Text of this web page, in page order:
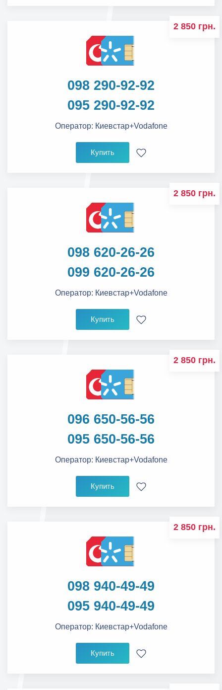
098 290-92-92
095 290-92-92
2 850 грн.
Оператор: Киевстар+Vodafone
Купить
098 620-26-26
099 620-26-26
2 850 грн.
Оператор: Киевстар+Vodafone
Купить
096 650-56-56
095 650-56-56
2 850 грн.
Оператор: Киевстар+Vodafone
Купить
098 940-49-49
095 940-49-49
2 850 грн.
Оператор: Киевстар+Vodafone
Купить